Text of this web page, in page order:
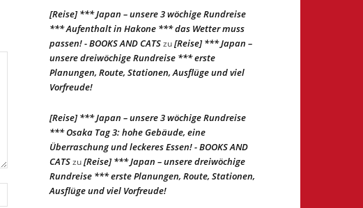
[Reise] *** Japan – unsere 3 wöchige Rundreise
*** Aufenthalt in Hakone *** das Wetter muss
passen! - BOOKS AND CATSzu[Reise] *** Japan –
unsere dreiwöchige Rundreise *** erste
Planungen, Route, Stationen, Ausflüge und viel
Vorfreude!
[Reise] *** Japan – unsere 3 wöchige Rundreise
*** Osaka Tag 3: hohe Gebäude, eine
Überraschung und leckeres Essen! - BOOKS AND
CATSzu[Reise] *** Japan – unsere dreiwöchige
Rundreise *** erste Planungen, Route, Stationen,
Ausflüge und viel Vorfreude!